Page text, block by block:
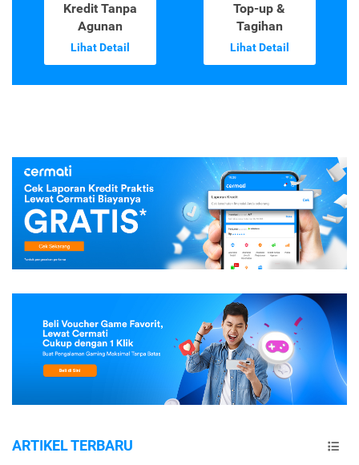
Kredit Tanpa
Agunan
Lihat Detail
Top-up &
Tagihan
Lihat Detail
ARTIKEL TERBARU